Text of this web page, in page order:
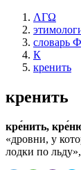
ΛΓΩ
словарь
К
кренить
кренить
кре́нить,
«дровни, у
лодки по